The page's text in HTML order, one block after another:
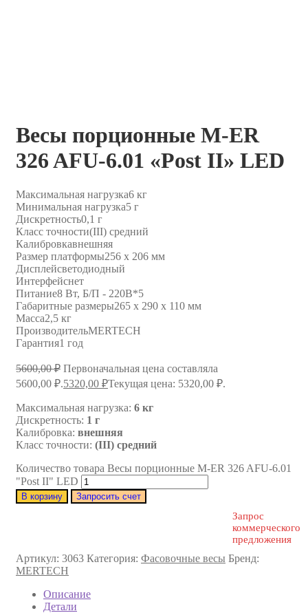
Весы порционные M-ER
326 AFU-6.01 «Post II» LED
Максимальная нагрузка6 кг
Минимальная нагрузка5 г
Дискретность0,1 г
Класс точности(III) средний
Калибровкавнешняя
Размер платформы256 х 206 мм
Дисплейсветодиодный
Интерфейснет
Питание8 Вт, Б/П - 220В*5
Габаритные размеры265 х 290 х 110 мм
Масса2,5 кг
ПроизводительMERTECH
Гарантия1 год
5600,00₽ Первоначальная цена составляла
5600,00 ₽.5320,00 ₽Текущая цена: 5320,00 ₽.
Максимальная нагрузка: 6 кг
Дискретность: 1 г
Калибровка: внешняя
Класс точности: (III) средний
Количество товара Весы порционные M-ER 326 AFU-6.01
"Post II" LED
В корзину Запросить счет
Запрос
коммерческого
предложения
Артикул: 3063 Категория: Фасовочные весы Бренд:
MERTECH
Описание
Детали